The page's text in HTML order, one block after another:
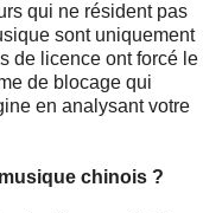
qui ne résident pas
sont uniquement
de licence ont forcé le
de blocage qui
en analysant votre
chinois ?